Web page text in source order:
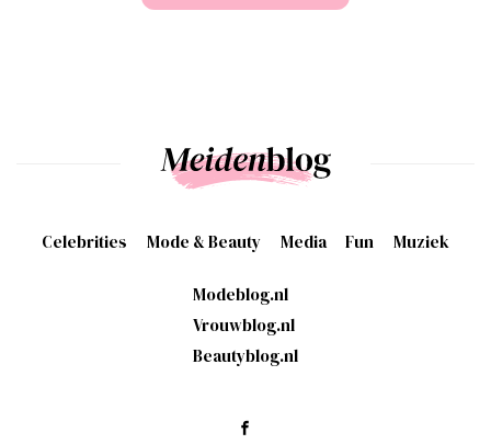
Celebrities Mode & Beauty Media Fun Muziek
Modeblog.nl
Vrouwblog.nl
Beautyblog.nl